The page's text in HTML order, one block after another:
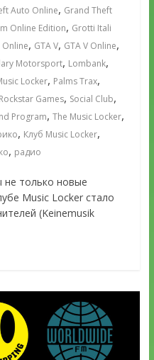
Auto Online, Grand Theft
Online Edition, Grotti Itali
Online, GTA V, GTA V Online,
Motorsport, Lombank,
Locker, Palms Trax,
Rockstar Games, Social Club,
Program, The Music Locker,
, Клуб Music Locker,
, радио
не только новые
Music Locker стало
(Keinemusik